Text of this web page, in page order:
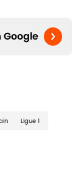
Google
Ligue 1